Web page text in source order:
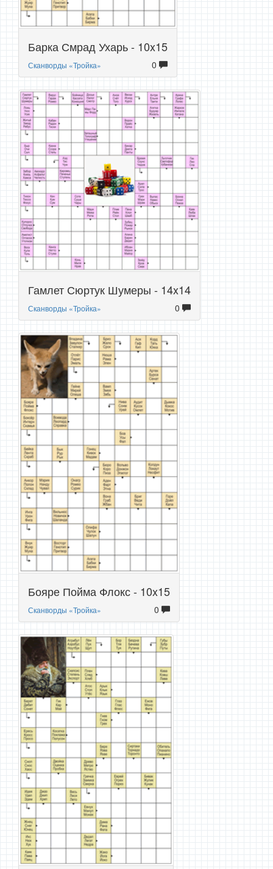
Барка Смрад Ухарь - 10x15
Сканворды «Тройка» 0
Гамлет Сюртук Шумеры - 14x14
Сканворды «Тройка» 0
Бояре Пойма Флокс - 10x15
Сканворды «Тройка» 0